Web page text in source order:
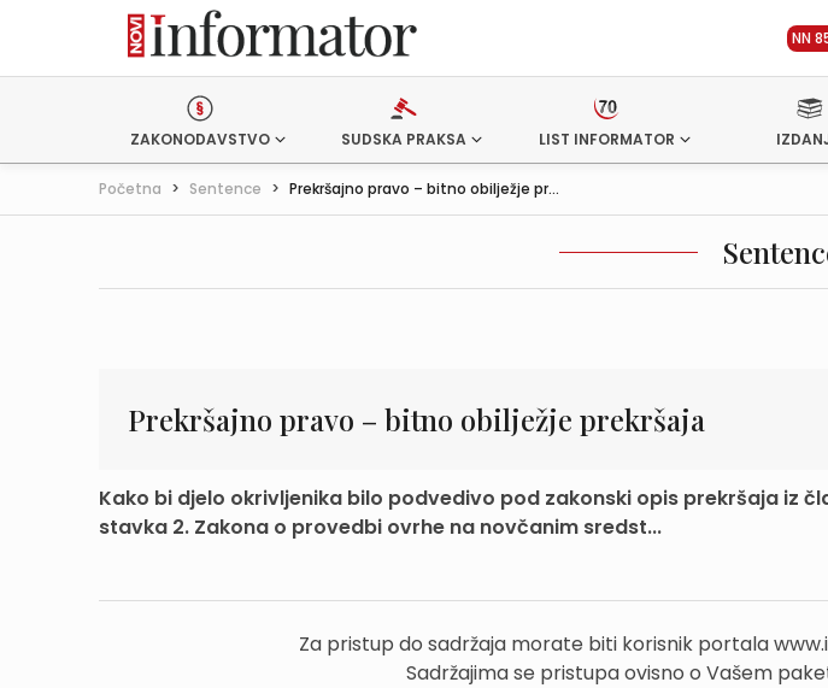
NN
ZAKONODAVSTVO SUDSKA PRAKSA LIST INFORMATOR
Početna > Sentence > Prekršajno pravo – bitno obilježje pr...
Prekršajno pravo – bitno obilježje prekršaja
Kako bi djelo okrivljenika bilo podvedivo pod zakonski opis prekršaja iz
stavka 2. Zakona o provedbi ovrhe na novčanim sredst...
Za pristup do sadržaja morate biti korisnik portala
Sadržajima se pristupa ovisno o Vašem